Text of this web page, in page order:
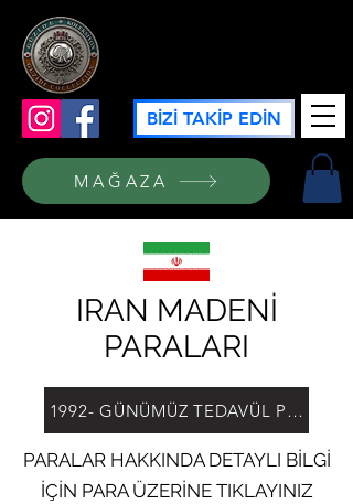
BİZİ TAKİP EDİN
MAĞAZA
IRAN MADENİ
PARALARI
1992- GÜNÜMÜZ TEDAVÜL PARALARI
PARALAR HAKKINDA DETAYLI BİLGİ
İÇİN PARA ÜZERİNE TIKLAYINIZ